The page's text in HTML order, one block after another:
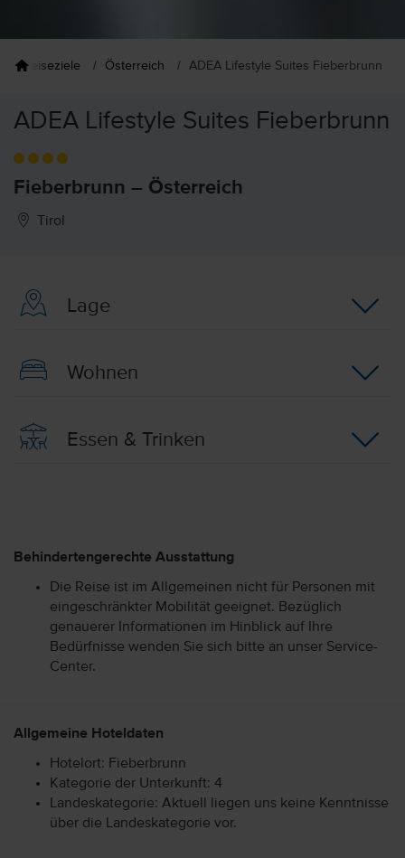
Reiseziele Österreich ADEA Lifestyle Suites Fieberbrunn
ADEA Lifestyle Suites Fieberbrunn
Fieberbrunn – Österreich
Tirol
Lage
Wohnen
Essen & Trinken
Behindertengerechte Ausstattung
Die Reise ist im Allgemeinen nicht für Personen mit
eingeschränkter Mobilität geeignet. Bezüglich
genauerer Informationen im Hinblick auf Ihre
Bedürfnisse wenden Sie sich bitte an unser Service-
Center.
Allgemeine Hoteldaten
Hotelort: Fieberbrunn
Kategorie der Unterkunft: 4
Landeskategorie: Aktuell liegen uns keine Kenntnisse
über die Landeskategorie vor.